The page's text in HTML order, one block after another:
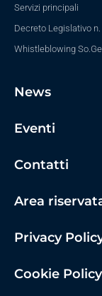
Servizi principali
Decreto Legislativo n.
Whistleblowing
News
Eventi
Contatti
Area
Privacy
Cookie Policy